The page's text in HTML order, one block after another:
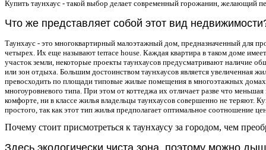
Купить таунхаус - такой выбор делает современный горожанин, желающий
Что же представляет собой этот вид
Таунхаус - это многоквартирный малоэтажный дом, предназначенный для
четырех. Их еще называют terrace house. Каждая квартира в таком доме
участок земли, некоторые проекты таунхаусов предусматривают наличие
или зон отдыха. Большим достоинством таунхаусов является увеличенная
превосходить по площади типовые жилые помещения в многоэтажных
многоуровневого типа. При этом от коттеджа их отличает разве что
комфорте, ни в классе жилья владельцы таунхаусов совершенно не теряют.
простого, так как этот тип жилья предполагает оптимальное соотношение
Почему стоит присмотреться к таунхаусу за городом, чем
Здесь экологически чиста зона, поэтому можно